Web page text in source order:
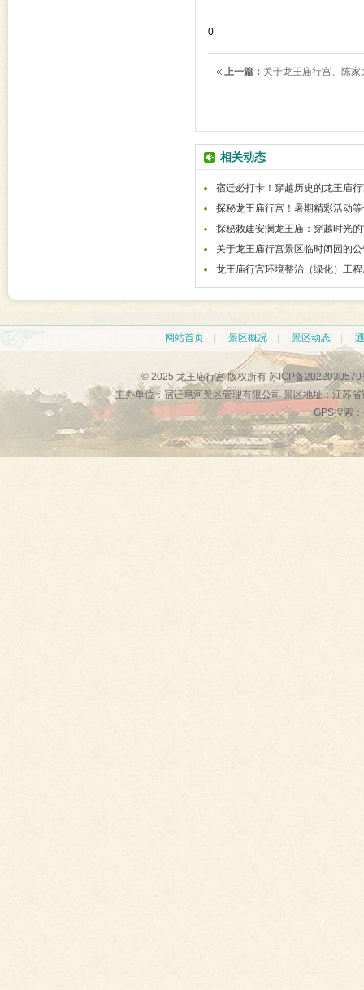
0
上一篇： 关于龙王庙行宫、陈
相关动态
宿迁必打卡！穿越历史的龙王庙
探秘龙王庙行宫！暑期精彩活动
探秘敕建安澜龙王庙：穿越时光
关于龙王庙行宫景区临时闭园的
龙王庙行宫环境整治（绿化）工
网站首页 景区概况 景区动态
© 2025 龙王庙行宫 版权所有 苏ICP备2022030570
主办单位：宿迁皂河景区管理有限公司 景区地址：江苏
GPS搜索